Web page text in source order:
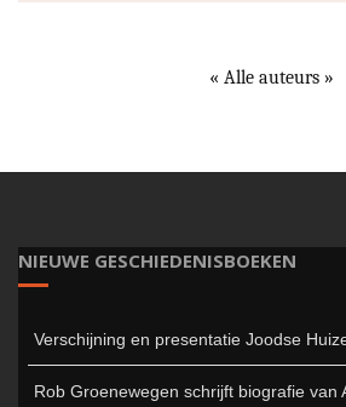
« Alle auteurs »
NIEUWE GESCHIEDENISBOEKEN
Verschijning en presentatie Joodse
Rob Groenewegen schrijft biografie van